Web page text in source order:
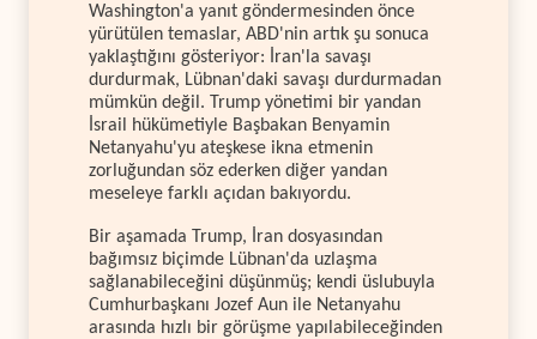
Washington'a yanıt göndermesinden önce
yürütülen temaslar, ABD'nin artık şu sonuca
yaklaştığını gösteriyor: İran'la savaşı
durdurmak, Lübnan'daki savaşı durdurmadan
mümkün değil. Trump yönetimi bir yandan
İsrail hükümetiyle Başbakan Benyamin
Netanyahu'yu ateşkese ikna etmenin
zorluğundan söz ederken diğer yandan
meseleye farklı açıdan bakıyordu.
Bir aşamada Trump, İran dosyasından
bağımsız biçimde Lübnan'da uzlaşma
sağlanabileceğini düşünmüş; kendi üslubuyla
Cumhurbaşkanı Jozef Aun ile Netanyahu
arasında hızlı bir görüşme yapılabileceğinden